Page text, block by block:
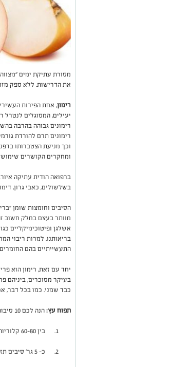
מסורת עתיקת ימים
את הדרישות. ללא ספק
רימון, אחת הפירות
יעילים, המסוגלים לנטרל
רימונים גבוהה בהרבה
רימונים תרם להורדת
וכך מניעת הצטברותו
ומחקרים הקושרים שימוש
ברפואה הודית עתיקה
בשלשולים, כאבי גרון,
הסיבים וחומצות שומן
מוותר בעצם בחלק חשוב
אשלגן ופיטוכימיקליים
בריאותנו. למרות ריבוי
התעשייתיים בהם החומרים
בעיקר מסוכרים, ביניהם
כבד שמני. כמו בכל דבר,
תפוח עץ:הנה לכם 10 סיבות טובות לבחור בתפוח במקום חטיף. תפוח מכיל:
1. בין 60-80 קלוריות, בתפוח בינוני, כ-100 גר'
2. כ- 5 גר' סיבים תזונתיים, הנמצאים בקליפה - סיבה טובה לא לקלף את הפרי